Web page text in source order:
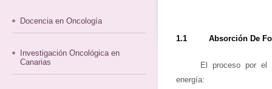
Docencia en Oncología
Investigación Oncológica en
Canarias
1.1 Absorción De
El proceso por el
energía: